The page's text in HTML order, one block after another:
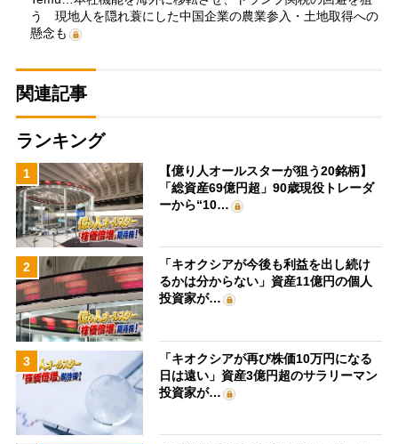
う 現地人を隠れ蓑にした中国企業の農業参入・土地取得への
懸念も
関連記事
ランキング
1
【億り人オールスターが狙う20銘柄】
「総資産69億円超」90歳現役トレーダ
ーから“10…
2
「キオクシアが今後も利益を出し続け
るかは分からない」資産11億円の個人
投資家が…
3
「キオクシアが再び株価10万円になる
日は遠い」資産3億円超のサラリーマン
投資家が…